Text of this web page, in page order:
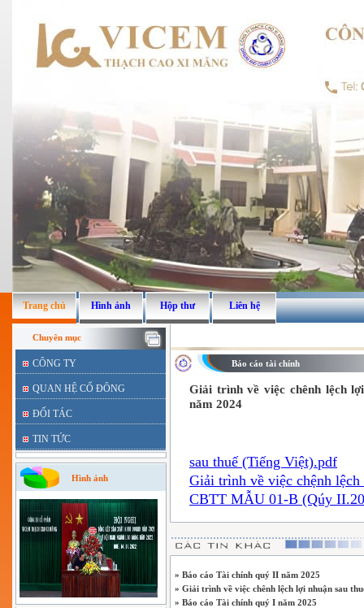
Trang chủ Hình ảnh Hộp thư Liên hệ
Chuyên mục
CÔNG TY
QUAN HỆ CỔ ĐÔNG
ĐỐI TÁC
TIN TỨC
Hình ảnh
Báo cáo tài chính
Giải trình về việc chênh lệch
năm 2024
sau thuế (Tiếng Việt).pdf
Giải trình về việc chệnh
CBTT MẪU 01-B (Qúy
» Báo cáo Tài chính quý II năm 2025
» Giải trình về việc chênh lệch lợi nhuận sau
» Báo cáo Tài chính quý I năm 2025